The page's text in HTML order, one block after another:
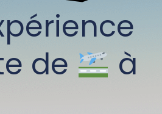
de
à